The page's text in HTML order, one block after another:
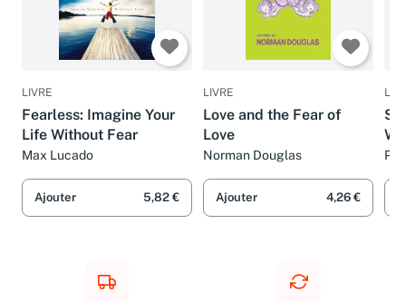
LIVRE
Fearless: Imagine Your
Life Without Fear
Max Lucado
Ajouter 5,82 €
LIVRE
Love and the Fear of
Love
Norman Douglas
Ajouter 4,26 €